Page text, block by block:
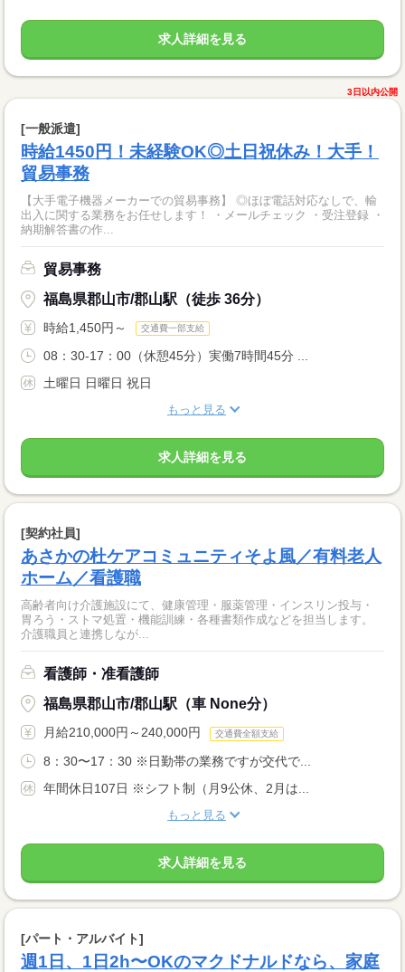
求人詳細を見る
3日以内公開
[一般派遣]
時給1450円！未経験OK◎土日祝休み！大手！
貿易事務
【大手電子機器メーカーでの貿易事務】 ◎ほぼ電話対応なしで、輸
出入に関する業務をお任せします！ ・メールチェック ・受注登録 ・
納期解答書の作...
貿易事務
福島県郡山市/郡山駅（徒歩 36分）
時給1,450円～ 交通費一部支給
08：30-17：00（休憩45分）実働7時間45分 ...
土曜日 日曜日 祝日
もっと見る
求人詳細を見る
[契約社員]
あさかの杜ケアコミュニティそよ風／有料老人
ホーム／看護職
高齢者向け介護施設にて、健康管理・服薬管理・インスリン投与・
胃ろう・ストマ処置・機能訓練・各種書類作成などを担当します。
介護職員と連携しなが...
看護師・准看護師
福島県郡山市/郡山駅（車 None分）
月給210,000円～240,000円 交通費全額支給
8：30〜17：30 ※日勤帯の業務ですが交代で...
年間休日107日 ※シフト制（月9公休、2月は...
もっと見る
求人詳細を見る
[パート・アルバイト]
週1日、1日2h〜OKのマクドナルドなら、家庭